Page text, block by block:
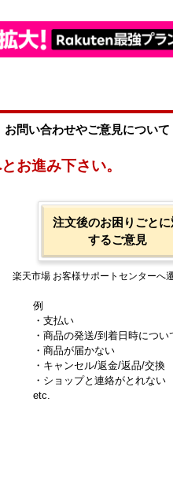
お問い合わせやご意見について
お進み下さい。
注文後のお困りごとに
するご意見
楽天市場 お客様サポートセンターへ
例
・支払い
・商品の発送/到着日時につい
・商品が届かない
・キャンセル/返金/返品/交換
・ショップと連絡がとれない
etc.